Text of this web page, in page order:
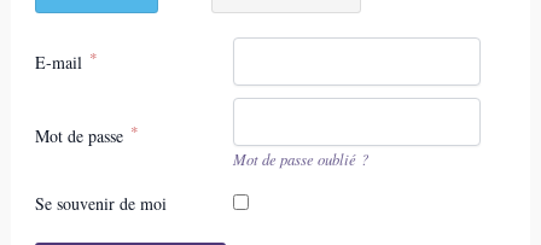
E-mail
Mot de passe
Mot de passe oublié ?
Se souvenir de moi